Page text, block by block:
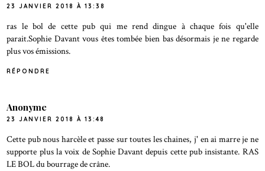
23 JANVIER 2018 À 13:38
ras le bol de cette pub qui me rend dingue à chaque fois qu'elle
parait.Sophie Davant vous êtes tombée bien bas désormais je ne regarde
plus vos émissions.
RÉPONDRE
Anonyme
23 JANVIER 2018 À 13:48
Cette pub nous harcèle et passe sur toutes les chaines, j' en ai marre je ne
supporte plus la voix de Sophie Davant depuis cette pub insistante. RAS
LE BOL du bourrage de crâne.